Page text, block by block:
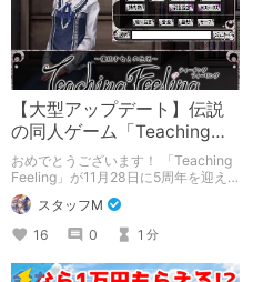
【大型アップデート】伝説
の同人ゲーム「Teaching
Feeling」が5周年！
おめでとうございます！ 「Teaching
Feeling」が11月28日に5周年を迎え
ました！ 記念すべき5周年記念、既存
ユーザーも新規ユーザーも、この機会
にシルヴィちゃんに会いにいきません
か？
スタッフM
16
0 1 分